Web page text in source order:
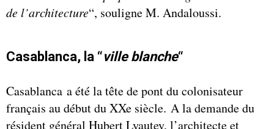
de l’architecture“, souligne M. Andaloussi.
Casablanca, la “ville blanche“
Casablanca a été la tête de pont du colonisateur
français au début du XXe siècle. A la demande du
résident général Hubert Lyautey, l’architecte et